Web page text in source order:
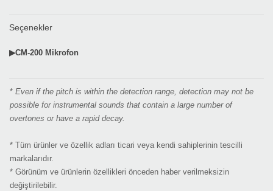
Seçenekler
▶CM-200 Mikrofon
* Even if the pitch is within the detection range, detection may not be
possible for instrumental sounds that contain a large number of
overtones or have a rapid decay.
* Tüm ürünler ve özellik adları ticari veya kendi sahiplerinin tescilli
markalarıdır.
* Görünüm ve ürünlerin özellikleri önceden haber verilmeksizin
değiştirilebilir.